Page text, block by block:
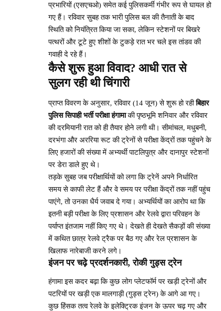
प्रभारियों (एसएचओ) समेत कई पुलिसकर्मी गंभीर रूप से घायल हो
गए हैं। रविवार सुबह तक भारी पुलिस बल की तैनाती के बाद
स्थिति को नियंत्रित किया जा सका, लेकिन स्टेशनों पर बिखरे
पत्थरों और टूटे हुए शीशों के टुकड़े रात भर चले इस तांडव की
गवाही दे रहे हैं।
कैसे शुरू हुआ विवाद? आधी रात से
सुलग रही थी चिंगारी
प्राप्त विवरण के अनुसार, रविवार (14 जून) से शुरू हो रहीबिहार
पुलिस सिपाही भर्ती परीक्षा हंगामाकी पृष्ठभूमि शनिवार और रविवार
की दरमियानी रात को ही तैयार होने लगी थी। सीमांचल, मधुबनी,
दरभंगा और अररिया रूट की ट्रेनों से परीक्षा केंद्रों तक पहुंचने के
लिए हजारों की संख्या में अभ्यर्थी पाटलिपुत्र और दानापुर स्टेशनों
पर डेरा डाले हुए थे।
तड़के सुबह जब परीक्षार्थियों को लगा कि ट्रेनें अपने निर्धारित
समय से काफी लेट हैं और वे समय पर परीक्षा केंद्रों तक नहीं पहुंच
पाएंगे, तो उनका धैर्य जवाब दे गया। अभ्यर्थियों का आरोप था कि
इतनी बड़ी परीक्षा के लिए प्रशासन और रेलवे द्वारा परिवहन के
पर्याप्त इंतजाम नहीं किए गए थे। देखते ही देखते सैकड़ों की संख्या
में कथित छात्र रेलवे ट्रैक पर बैठ गए और रेल प्रशासन के
खिलाफ नारेबाजी करने लगे।
इंजन पर चढ़े प्रदर्शनकारी, रोकी गुड्स ट्रेन
हंगामा इस कदर बढ़ा कि कुछ लोग प्लेटफॉर्म पर खड़ी ट्रेनों और
पटरियों पर खड़ी एक मालगाड़ी (गुड्स ट्रेन) के आगे आ गए।
कुछ हिंसक तत्व रेलवे के इलेक्ट्रिक इंजन के ऊपर चढ़ गए और